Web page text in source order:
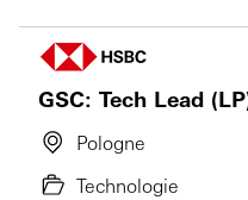
GSC: Tech Lead
Pologne
Technologie